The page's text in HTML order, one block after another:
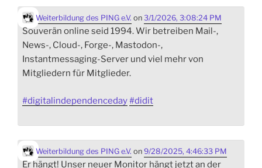
Weiterbildung des PING e.V. on 3/1/2026, 3:08:24 PM
Souverän online seid 1994. Wir betreiben Mail-,
News-, Cloud-, Forge-, Mastodon-,
Instantmessaging-Server und viel mehr von
Mitgliedern für Mitglieder.
#digitalindependenceday#didit
Weiterbildung des PING e.V. on 9/28/2025, 4:46:33 PM
Er hängt! Unser neuer Monitor hängt jetzt an der